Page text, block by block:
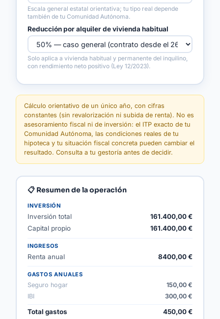
Escala general estatal orientativa; tu tipo real depende
también de tu Comunidad Autónoma.
Reducción por alquiler de vivienda habitual
Solo aplica a vivienda habitual y permanente del inquilino,
con rendimiento neto positivo (Ley 12/2023).
Cálculo orientativo de un único año, con cifras
constantes (sin revalorización ni subida de renta). No es
asesoramiento fiscal ni de inversión: el ITP exacto de tu
Comunidad Autónoma, las condiciones reales de tu
hipoteca y tu situación fiscal concreta pueden cambiar el
resultado. Consulta a tu gestoría antes de decidir.
📋 Resumen de la operación
INVERSIÓN
Inversión total
161.400,00 €
Capital propio
161.400,00 €
INGRESOS
Renta anual 8400,00 €
GASTOS ANUALES
Seguro hogar
150,00 €
IBI
300,00 €
Total gastos 450,00 €